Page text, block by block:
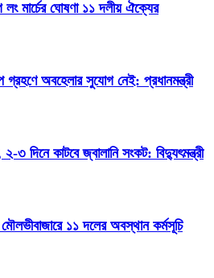
লং মার্চের ঘোষণা ১১ দলীয় ঐক্যের
অবহেলার সুযোগ নেই: প্রধানমন্ত্রী
৩ দিনে কাটবে জ্বালানি সংকট: বিদ্যুৎমন্ত্রী
১১ দলের অবস্থান কর্মসূচি